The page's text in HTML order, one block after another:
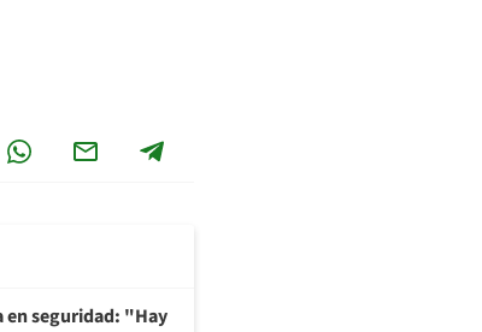
en seguridad: "Hay